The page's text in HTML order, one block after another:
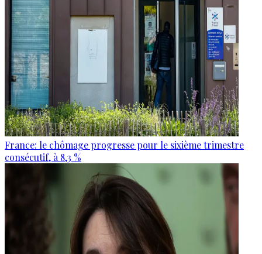
France: le chômage progresse pour le sixième trimestre
consécutif, à 8,3 %